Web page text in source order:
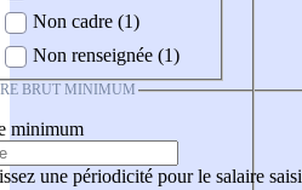
Non cadre (1)
Non renseignée (1)
BRUT MINIMUM
minimum
une périodicité pour le salaire saisi